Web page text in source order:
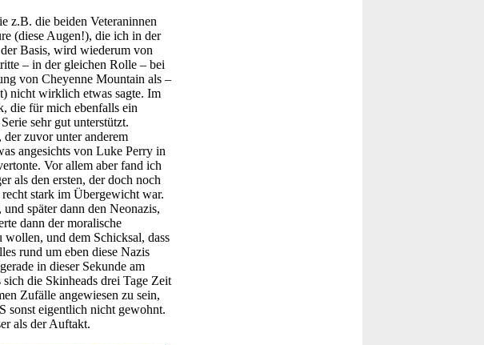
z.B. die beiden Veteraninnen
(diese Augen!), die ich in der
Basis, wird wiederum von
– in der gleichen Rolle – bei
von Cheyenne Mountain als –
nicht wirklich etwas sagte. Im
die für mich ebenfalls ein
sehr gut unterstützt.
zuvor unter anderem
angesichts von Luke Perry in
Vor allem aber fand ich
als den ersten, der doch noch
stark im Übergewicht war.
später dann den Neonazis,
dann der moralische
wollen, und dem Schicksal, dass
rund um eben diese Nazis
in dieser Sekunde am
die Skinheads drei Tage Zeit
Zufälle angewiesen zu sein,
sonst eigentlich nicht gewohnt.
als der Auftakt.